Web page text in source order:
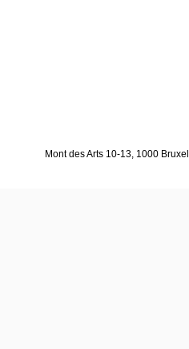
Mont des Arts 10-13, 1000